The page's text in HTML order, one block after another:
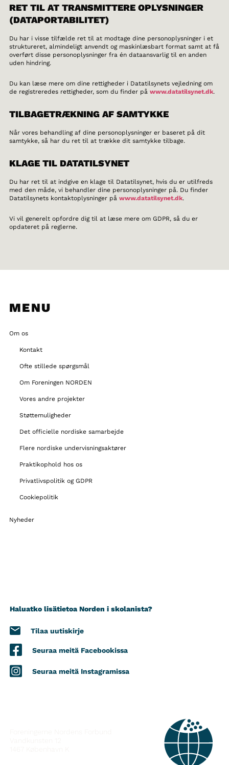
MENU
Om os
Kontakt
Ofte stillede spørgsmål
Om Foreningen NORDEN
Vores andre projekter
Støttemuligheder
Det officielle nordiske samarbejde
Flere nordiske undervisningsaktører
Praktikophold hos os
Privatlivspolitik og GDPR
Cookiepolitik
Nyheder
RET TIL AT TRANSMITTERE OPLYSNINGER
(DATAPORTABILITET)
Du har i visse tilfælde ret til at modtage dine personoplysninger i et
struktureret, almindeligt anvendt og maskinlæsbart format samt at få
overført disse personoplysninger fra én dataansvarlig til en anden
uden hindring.
Du kan læse mere om dine rettigheder i Datatilsynets vejledning om
de registreredes rettigheder, som du finder på www.datatilsynet.dk.
TILBAGETRÆKNING AF SAMTYKKE
Når vores behandling af dine personoplysninger er baseret på dit
samtykke, så har du ret til at trække dit samtykke tilbage.
KLAGE TIL DATATILSYNET
Du har ret til at indgive en klage til Datatilsynet, hvis du er utilfreds
med den måde, vi behandler dine personoplysninger på. Du finder
Datatilsynets kontaktoplysninger på www.datatilsynet.dk.
Vi vil generelt opfordre dig til at læse mere om GDPR, så du er
opdateret på reglerne.
Haluatko lisätietoa Norden i skolanista?
Tilaa uutiskirje
Seuraa meitä Facebookissa
Seuraa meitä Instagramissa